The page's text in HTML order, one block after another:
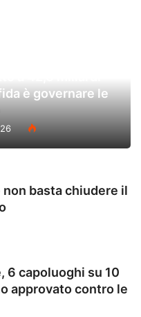
è governare le
basta chiudere il
6 capoluoghi su 10
approvato contro le